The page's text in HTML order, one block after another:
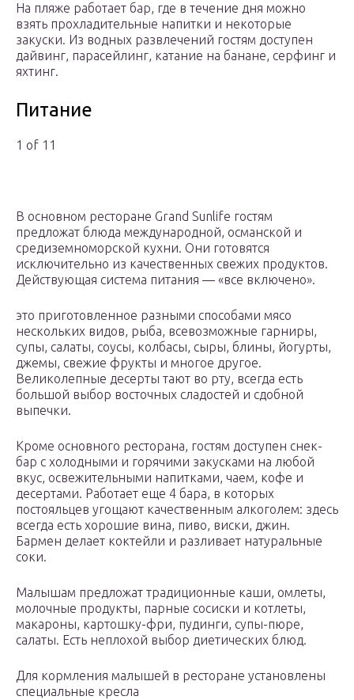
На пляже работает бар, где в течение дня можно
взять прохладительные напитки и некоторые
закуски. Из водных развлечений гостям доступен
дайвинг, парасейлинг, катание на банане, серфинг и
яхтинг.
Питание
1 of 11
В основном ресторане Grand Sunlife гостям
предложат блюда международной, османской и
средиземноморской кухни. Они готовятся
исключительно из качественных свежих продуктов.
Действующая система питания — «все включено».
это приготовленное разными способами мясо
нескольких видов, рыба, всевозможные гарниры,
супы, салаты, соусы, колбасы, сыры, блины, йогурты,
джемы, свежие фрукты и многое другое.
Великолепные десерты тают во рту, всегда есть
большой выбор восточных сладостей и сдобной
выпечки.
Кроме основного ресторана, гостям доступен снек-
бар с холодными и горячими закусками на любой
вкус, освежительными напитками, чаем, кофе и
десертами. Работает еще 4 бара, в которых
постояльцев угощают качественным алкоголем: здесь
всегда есть хорошие вина, пиво, виски, джин.
Бармен делает коктейли и разливает натуральные
соки.
Малышам предложат традиционные каши, омлеты,
молочные продукты, парные сосиски и котлеты,
макароны, картошку-фри, пудинги, супы-пюре,
салаты. Есть неплохой выбор диетических блюд.
Для кормления малышей в ресторане установлены
специальные кресла